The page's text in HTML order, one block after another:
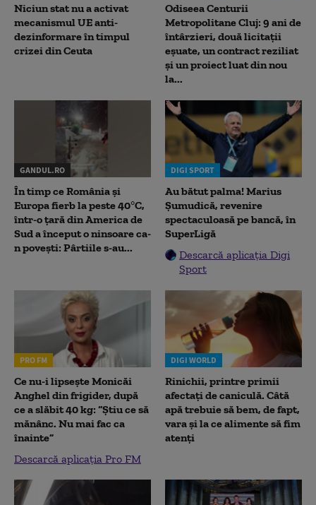
Niciun stat nu a activat
mecanismul UE anti-
dezinformare în timpul
crizei din Ceuta
Odiseea Centurii
Metropolitane Cluj: 9 ani de
întârzieri, două licitații
eșuate, un contract reziliat
și un proiect luat din nou
la...
GANDUL.RO
În timp ce România și
Europa fierb la peste 40°C,
într-o țară din America de
Sud a început o ninsoare ca-
n povești: Pârtiile s-au...
DIGI SPORT
Au bătut palma! Marius
Șumudică, revenire
spectaculoasă pe bancă, în
SuperLigă
Descarcă aplicația Digi
Sport
PRO FM
Ce nu-i lipsește Monicăi
Anghel din frigider, după
ce a slăbit 40 kg: “Știu ce să
mănânc. Nu mai fac ca
înainte”
Descarcă aplicația Pro FM
DIGI WORLD
Rinichii, printre primii
afectați de caniculă. Câtă
apă trebuie să bem, de fapt,
vara și la ce alimente să fim
atenți